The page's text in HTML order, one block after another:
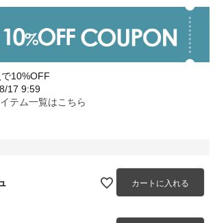
10%OFF
17 9:59
テム一覧はこちら
カートに入れる